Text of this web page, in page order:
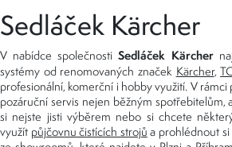
Sedláček Kärcher
V nabídce společnostiSedláček Kärcher
systémy od renomovaných značek Kärcher,
profesionální, komerční i hobby využití. V
pozáruční servis nejen běžným spotřebitelům,
si nejste jisti výběrem nebo si chcete
využít půjčovnu čistících strojů a prohlédnout